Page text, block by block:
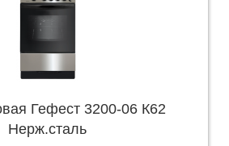
Гефест 3200-06 К62
Нерж.сталь